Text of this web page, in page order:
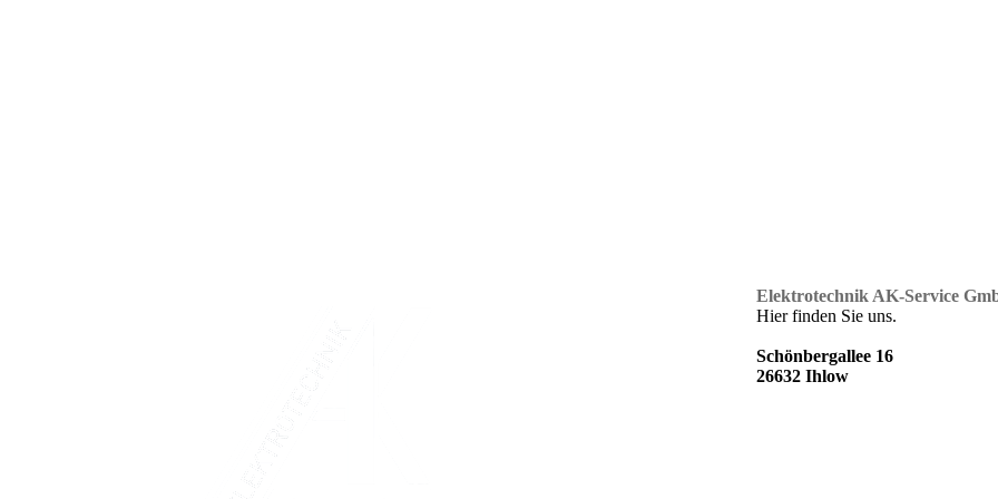
Elektrotechnik AK-Service
Hier finden Sie uns.
Schönbergallee 16
26632 Ihlow